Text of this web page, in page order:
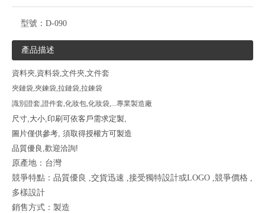
型號： D-090
產品描述
資料夾,資料袋,文件夾,文件套
夾鏈袋,夾鍊袋,拉鏈袋,拉鍊袋
識別證套,證件套,化妝包,化妝袋,...專業製造廠
尺寸,大小,印刷可依客戶需求定製,
圖片僅供參考, 須取得授權方可製造
品質優良,歡迎洽詢!
原產地：台灣
競爭特點：品質優良 ,交貨迅速 ,接受獨特設計或LOGO ,競爭價格 ,
多樣設計
銷售方式：製造